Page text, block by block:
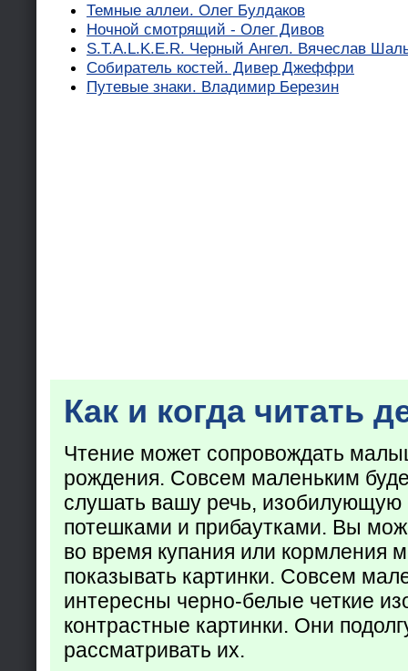
Темные аллеи. Олег Булдаков
Ночной смотрящий - Олег Дивов
S.T.A.L.K.E.R. Черный Ангел. Вячеслав
Собиратель костей. Дивер Джеффри
Путевые знаки. Владимир Березин
Как и когда читать
Чтение может сопровождать
рождения. Совсем маленьким
слушать вашу речь,
потешками и прибаутками. Вы
во время купания или кормления
показывать картинки. Совсем
интересны черно-белые четкие
контрастные картинки. Они
рассматривать их.